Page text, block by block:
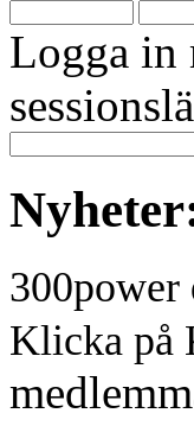
Logga in
Klicka på